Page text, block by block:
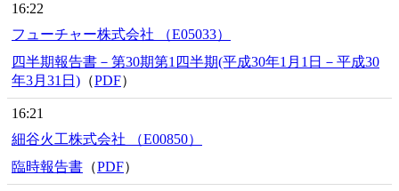
16:22
フューチャー株式会社 （E05033）
四半期報告書－第30期第1四半期(平成30年1月1日－平成30
年3月31日) （PDF）
16:21
細谷火工株式会社 （E00850）
臨時報告書 （PDF）